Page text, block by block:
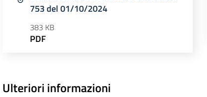
753 del 01/10/2024
383 KB
PDF
Ulteriori informazioni